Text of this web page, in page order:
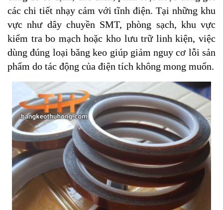
các chi tiết nhạy cảm với tĩnh điện. Tại những khu
vực như dây chuyền SMT, phòng sạch, khu vực
kiểm tra bo mạch hoặc kho lưu trữ linh kiện, việc
dùng đúng loại băng keo giúp giảm nguy cơ lỗi sản
phẩm do tác động của điện tích không mong muốn.